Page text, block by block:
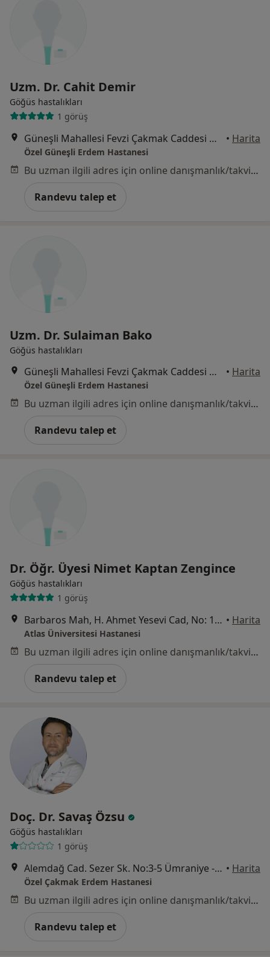
Uzm. Dr. Cahit Demir
Göğüs hastalıkları
1 görüş
Güneşli Mahallesi Fevzi Çakmak Caddesi No:72-74, Bağcılar • Harita
Özel Güneşli Erdem Hastanesi
Bu uzman ilgili adres için online danışmanlık/takvim sunmuyor.
Randevu talep et
Uzm. Dr. Sulaiman Bako
Göğüs hastalıkları
Güneşli Mahallesi Fevzi Çakmak Caddesi No:72-74, Bağcılar • Harita
Özel Güneşli Erdem Hastanesi
Bu uzman ilgili adres için online danışmanlık/takvim sunmuyor.
Randevu talep et
Dr. Öğr. Üyesi Nimet Kaptan Zengince
Göğüs hastalıkları
1 görüş
Barbaros Mah, H. Ahmet Yesevi Cad, No: 149 Güneşli - Bağcılar / İstanbul, Bağcılar • Harita
Atlas Üniversitesi Hastanesi
Bu uzman ilgili adres için online danışmanlık/takvim sunmuyor.
Randevu talep et
Doç. Dr. Savaş Özsu
Göğüs hastalıkları
1 görüş
Alemdağ Cad. Sezer Sk. No:3-5 Ümraniye - İstanbul, Ümraniye • Harita
Özel Çakmak Erdem Hastanesi
Bu uzman ilgili adres için online danışmanlık/takvim sunmuyor.
Randevu talep et